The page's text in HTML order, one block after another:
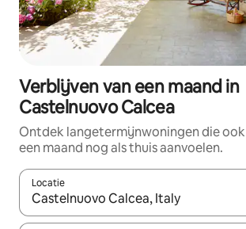
Verblijven van een maand in
Castelnuovo Calcea
Ontdek langetermijnwoningen die ook
een maand nog als thuis aanvoelen.
Locatie
Wanneer er suggesties beschikbaar